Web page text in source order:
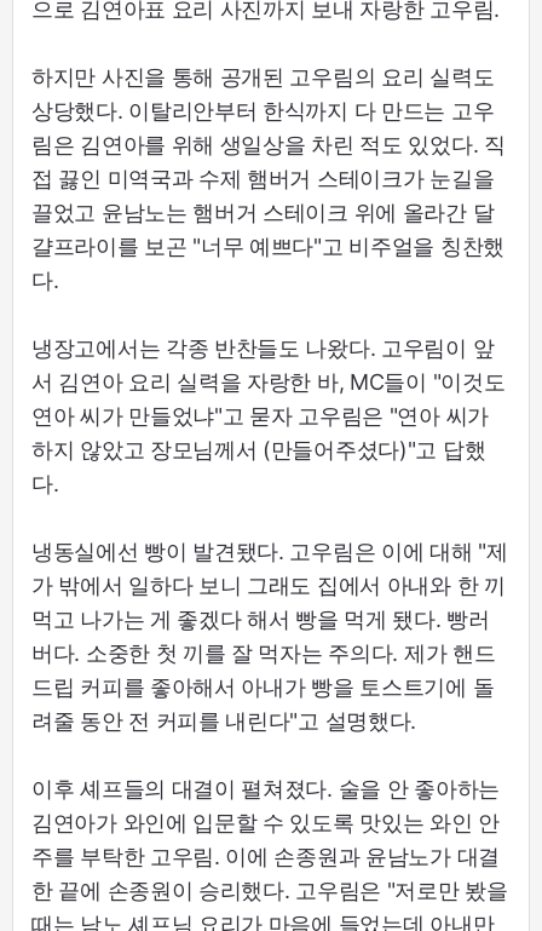
으로 김연아표 요리 사진까지 보내 자랑한 고우림.
하지만 사진을 통해 공개된 고우림의 요리 실력도
상당했다. 이탈리안부터 한식까지 다 만드는 고우
림은 김연아를 위해 생일상을 차린 적도 있었다. 직
접 끓인 미역국과 수제 햄버거 스테이크가 눈길을
끌었고 윤남노는 햄버거 스테이크 위에 올라간 달
걀프라이를 보곤 "너무 예쁘다"고 비주얼을 칭찬했
다.
냉장고에서는 각종 반찬들도 나왔다. 고우림이 앞
서 김연아 요리 실력을 자랑한 바, MC들이 "이것도
연아 씨가 만들었냐"고 묻자 고우림은 "연아 씨가
하지 않았고 장모님께서 (만들어주셨다)"고 답했
다.
냉동실에선 빵이 발견됐다. 고우림은 이에 대해 "제
가 밖에서 일하다 보니 그래도 집에서 아내와 한 끼
먹고 나가는 게 좋겠다 해서 빵을 먹게 됐다. 빵러
버다. 소중한 첫 끼를 잘 먹자는 주의다. 제가 핸드
드립 커피를 좋아해서 아내가 빵을 토스트기에 돌
려줄 동안 전 커피를 내린다"고 설명했다.
이후 셰프들의 대결이 펼쳐졌다. 술을 안 좋아하는
김연아가 와인에 입문할 수 있도록 맛있는 와인 안
주를 부탁한 고우림. 이에 손종원과 윤남노가 대결
한 끝에 손종원이 승리했다. 고우림은 "저로만 봤을
때는 남노 셰프님 요리가 마음에 들었는데 아내만